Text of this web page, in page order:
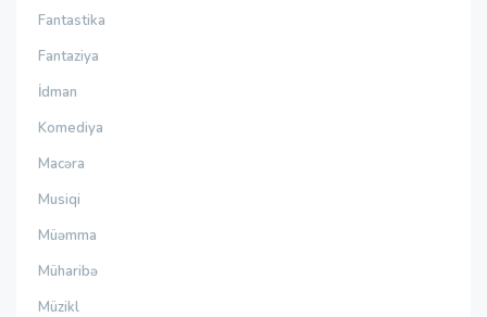
Fantastika
Fantaziya
İdman
Komediya
Macəra
Musiqi
Müəmma
Müharibə
Müzikl